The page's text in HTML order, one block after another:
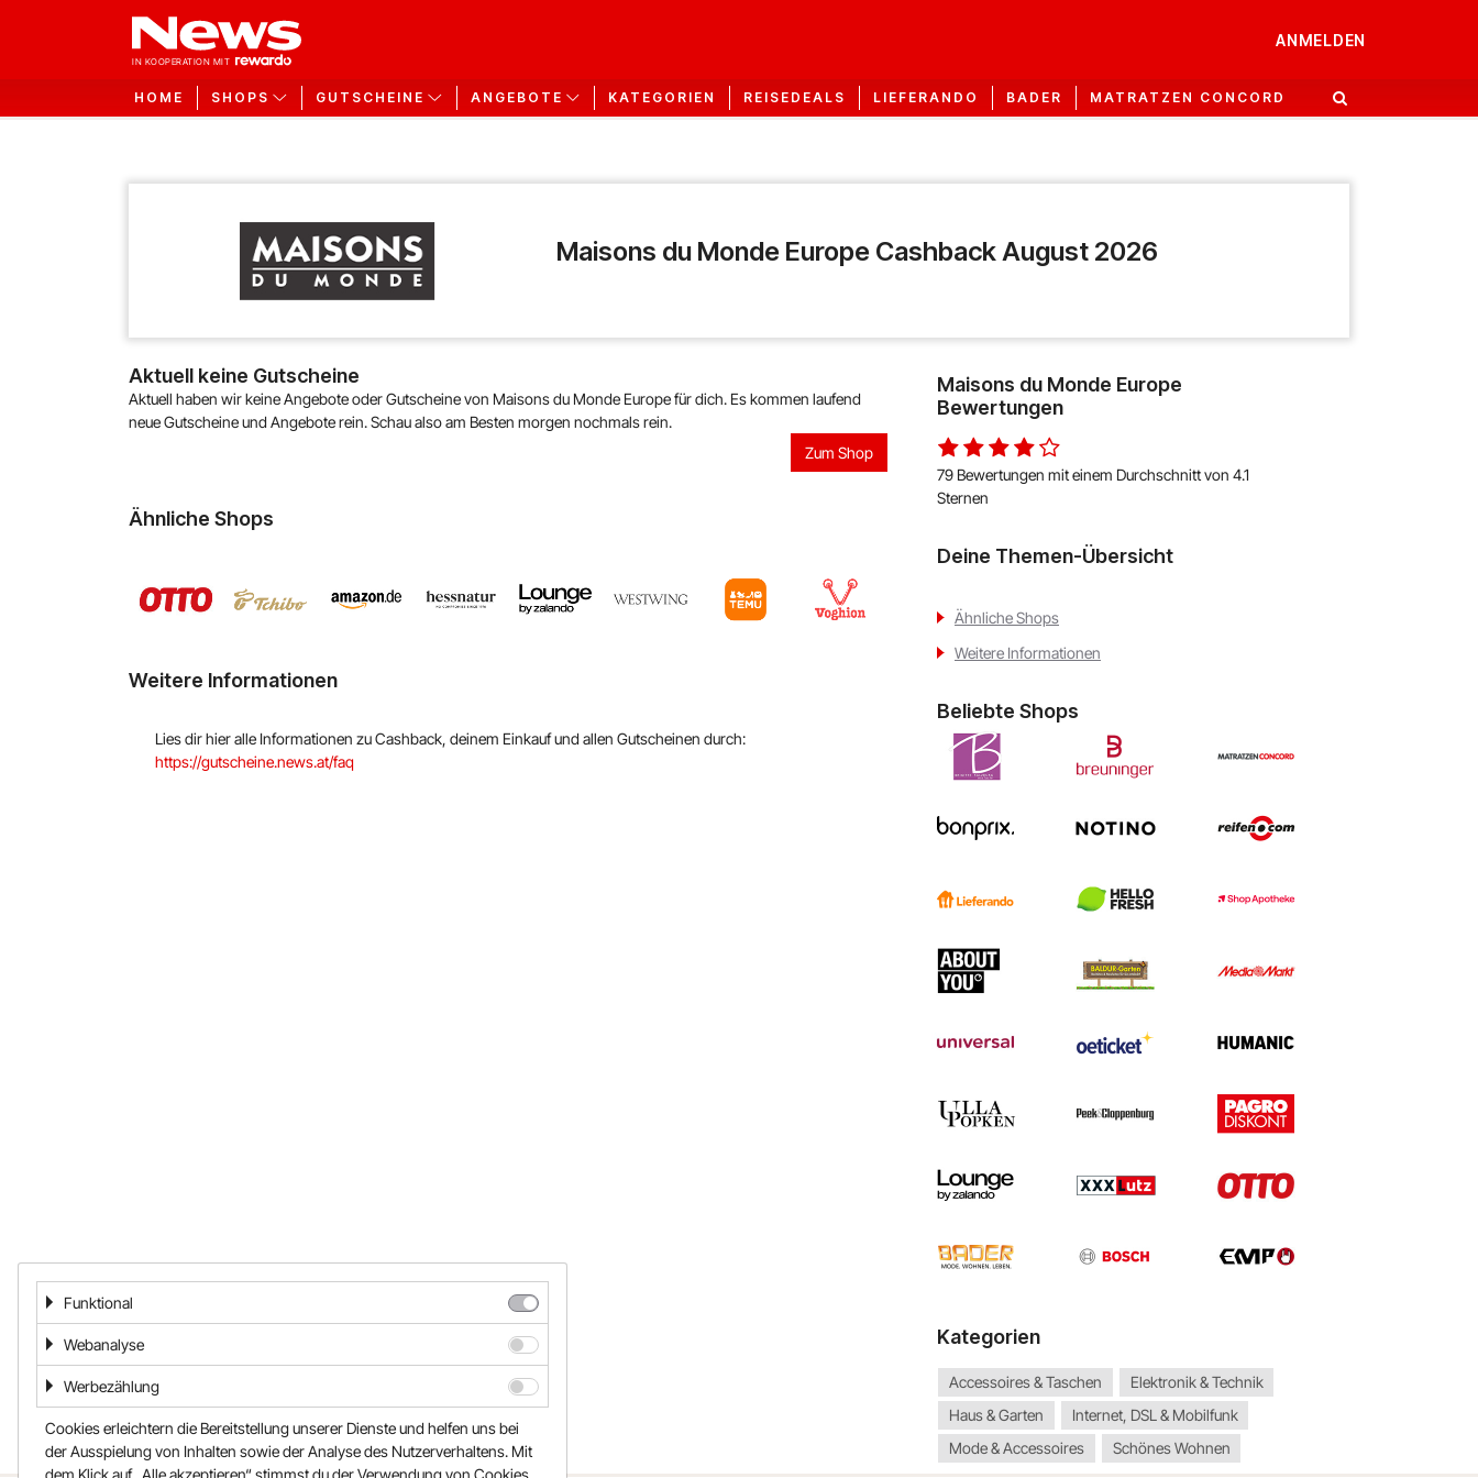
ANMELDEN
HOME SHOPS GUTSCHEINE ANGEBOTE KATEGORIEN REISEDEALS LIEFERANDO BADER MATRATZEN CONCORD
Maisons du Monde Europe Cashback August 2026
Aktuell keine Gutscheine
Aktuell haben wir keine Angebote oder Gutscheine von Maisons du Monde Europe für dich. Es kommen laufend
neue Gutscheine und Angebote rein. Schau also am Besten morgen nochmals rein.
Zum Shop
Ähnliche Shops
Weitere Informationen
Lies dir hier alle Informationen zu Cashback, deinem Einkauf und allen Gutscheinen durch:
https://gutscheine.news.at/faq
Maisons du Monde Europe
Bewertungen
79 Bewertungen mit einem Durchschnitt von 4.1
Sternen
Deine Themen-Übersicht
Ähnliche Shops
Weitere Informationen
Beliebte Shops
Kategorien
Accessoires & Taschen
Elektronik & Technik
Haus & Garten
Internet, DSL & Mobilfunk
Mode & Accessoires
Schönes Wohnen
Funktional
Webanalyse
Werbezählung
Cookies erleichtern die Bereitstellung unserer Dienste und helfen uns bei
der Ausspielung von Inhalten sowie der Analyse des Nutzerverhaltens. Mit
dem Klick auf „Alle akzeptieren“ stimmst du der Verwendung von Cookies